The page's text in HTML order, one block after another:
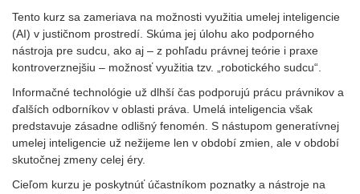
Tento kurz sa zameriava na možnosti využitia umelej inteligencie
(AI) v justičnom prostredí. Skúma jej úlohu ako podporného
nástroja pre sudcu, ako aj – z pohľadu právnej teórie i praxe
kontroverznejšiu – možnosť využitia tzv. „robotického sudcu“.
Informačné technológie už dlhší čas podporujú prácu právnikov a
ďalších odborníkov v oblasti práva. Umelá inteligencia však
predstavuje zásadne odlišný fenomén. S nástupom generatívnej
umelej inteligencie už nežijeme len v období zmien, ale v období
skutočnej zmeny celej éry.
Cieľom kurzu je poskytnúť účastníkom poznatky a nástroje na